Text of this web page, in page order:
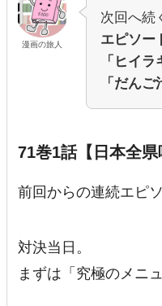
漫画の旅人
次回へ続
エピソー
「ヒイラ
「だんご
71巻1話【日本全県
前回からの連続エピソ
対決当日。
まずは「究極のメニ